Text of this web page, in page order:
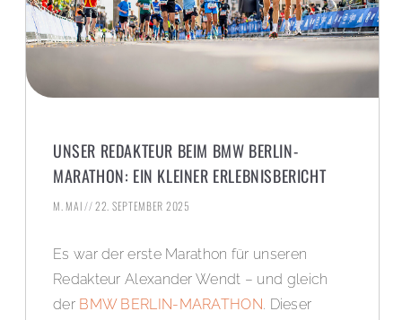
UNSER REDAKTEUR BEIM BMW BERLIN-
MARATHON: EIN KLEINER ERLEBNISBERICHT
M. MAI 22. SEPTEMBER 2025
Es war der erste Marathon für unseren
Redakteur Alexander Wendt – und gleich
der BMW BERLIN-MARATHON. Dieser